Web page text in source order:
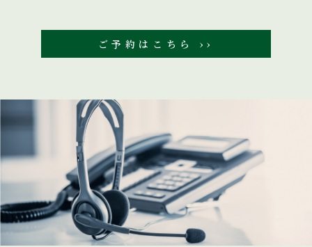
ご予約はこちら ››